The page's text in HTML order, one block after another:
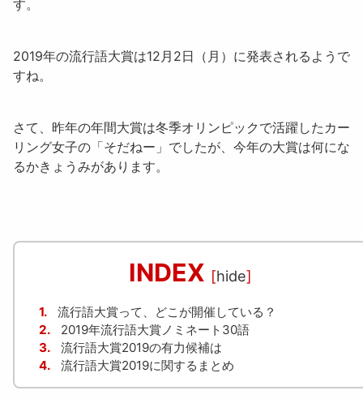
す。
2019年の流行語大賞は12月2日（月）に発表されるようで
すね。
さて、昨年の年間大賞は冬季オリンピックで活躍したカー
リング女子の「そだねー 」でしたが、今年の大賞は何にな
るかきょうみがあります。
INDEX [hide]
1.
流行語大賞って、どこが開催している？
2.
2019年流行語大賞ノミネート30語
3.
流行語大賞2019の有力候補は
4.
流行語大賞2019に関するまとめ